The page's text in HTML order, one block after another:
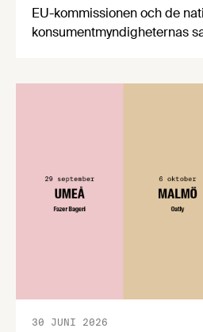
EU-kommissionen och de
konsumentmyndigheternas
konsumentmaktsdirektivet.
30 JUNI 2026